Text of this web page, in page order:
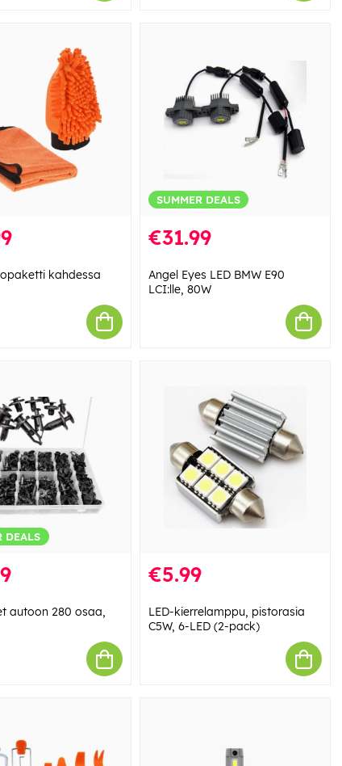
kahdessa
SUMMER DEALS
€31.99
Angel Eyes LED BMW E90
LCI:lle, 80W
DEALS
autoon 280 osaa,
€5.99
LED-kierrelamppu, pistorasia
C5W, 6-LED (2-pack)